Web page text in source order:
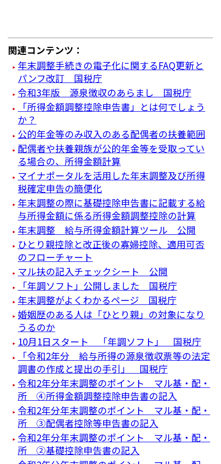
関連コンテンツ：
年末調整手続きの電子化に関するFAQ更新と
パンフ改訂 国税庁
令和3年版 源泉徴収のあらまし 国税庁
「所得金額調整控除申告書」とは何でしょう
か？
公的年金等のみ収入のある配偶者の扶養範囲
配偶者や扶養親族が公的年金等を受取ってい
る場合の、所得金額計算
マイナポータルを活用した年末調整及び所得
税確定申告の簡便化
年末調整の際に基礎控除申告書に記載する給
与所得金額に係る所得金額調整控除の計算
年末調整 給与所得金額計算ツール 公開
ひとり親控除と改正後の寡婦控除、適用可否
のフローチャート
マル扶の記入チェックシート 公開
「年調ソフト」公開しました 国税庁
年末調整がよくわかるページ 国税庁
婚姻歴のある人は「ひとり親」の対象になり
うるのか
10月1日スタート 「年調ソフト」 国税庁
「令和2年分 給与所得の源泉徴収票等の法定
調書の作成と提出の手引」 国税庁
令和2年分年末調整のポイント マル基・配・
所 ④所得金額調整控除申告書の記入
令和2年分年末調整のポイント マル基・配・
所 ③配偶者控除等申告書の記入
令和2年分年末調整のポイント マル基・配・
所 ②基礎控除申告書の記入